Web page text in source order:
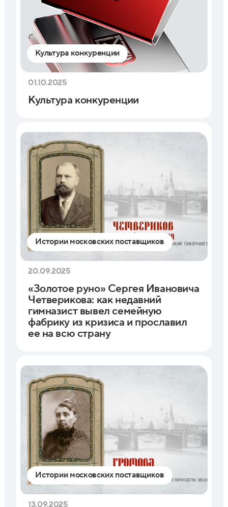
Культура конкуренции
01.10.2025
Культура конкуренции
Истории московских поставщиков
20.09.2025
«Золотое руно» Сергея Ивановича
Четверикова: как недавний
гимназист вывел семейную
фабрику из кризиса и прославил
ее на всю страну
Истории московских поставщиков
13.09.2025